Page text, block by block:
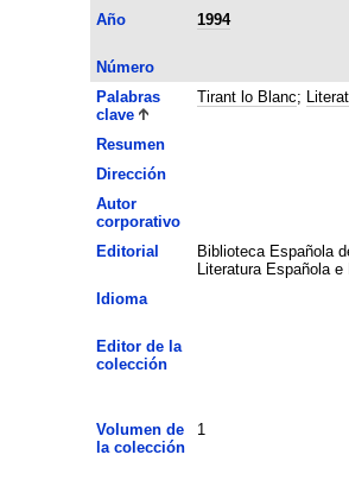
Año
1994
Número
Palabras
clave
Tirant lo Blanc;
Resumen
Dirección
Autor
corporativo
Editorial
Biblioteca Española
Literatura Española
Idioma
Editor de la
colección
Volumen de
la colección
1